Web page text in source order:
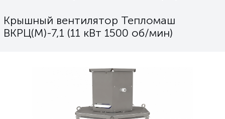
Крышный вентилятор Тепломаш
ВКРЦ(М)-7,1 (11 кВт 1500 oб/мин)